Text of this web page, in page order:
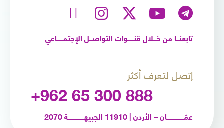
تابعنـــا من خـــلال قنــــــوات التواصـــل الإجتمــــــاعي
إتصل لتعرف أكثر
+962 65 300 888
عمّـــــــــــــــــان – الأردن | 11910 الجبيهــــــــــــــــة 2070